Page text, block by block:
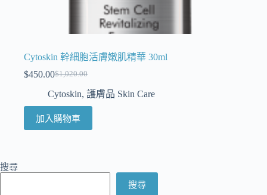
Cytoskin 幹細胞活膚嫩肌精華 30ml
$1,020.00
$450.00
Cytoskin, 護膚品 Skin Care
加入購物車
搜尋
搜尋